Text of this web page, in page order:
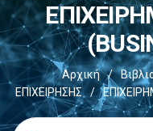
Αρχική /
ΕΠΙΧΕΙΡΗΣΗΣ
/